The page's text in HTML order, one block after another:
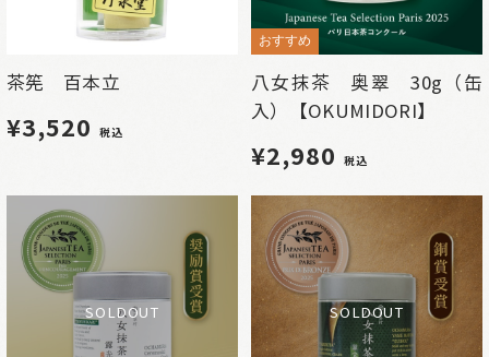
茶筅 百本立
¥3,520 税込
おすすめ
八女抹茶 奥翠 30g（缶
入）【OKUMIDORI】
¥2,980 税込
SOLDOUT SOLDOUT